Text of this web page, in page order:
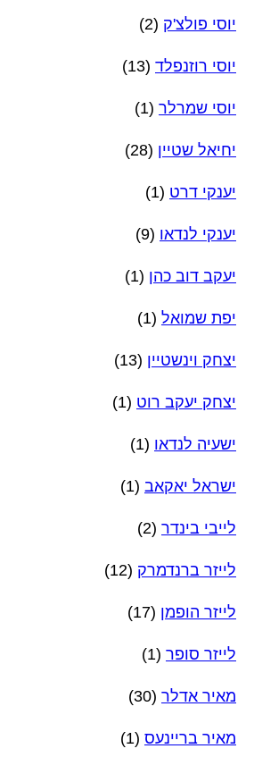
יוסי פולצ'ק (2)
יוסי רוזנפלד (13)
יוסי שמרלר (1)
יחיאל שטיין (28)
יענקי דרט (1)
יענקי לנדאו (9)
יעקב דוב כהן (1)
יפת שמואל (1)
יצחק וינשטיין (13)
יצחק יעקב רוט (1)
ישעיה לנדאו (1)
ישראל יאקאב (1)
לייבי בינדר (2)
לייזר ברנדמרק (12)
לייזר הופמן (17)
לייזר סופר (1)
מאיר אדלר (30)
מאיר בריינעס (1)